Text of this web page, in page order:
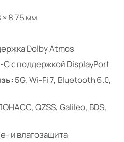
× 8.75 мм
Dolby Atmos
C с поддержкой DisplayPort
5G, Wi-Fi 7, Bluetooth 6.0,
QZSS, Galileo, BDS,
и влагозащита